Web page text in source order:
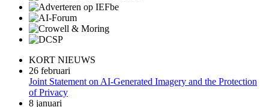
KORT NIEUWS
26 februari
Joint Statement on AI-Generated Imagery and the Protection
of Privacy
8 januari